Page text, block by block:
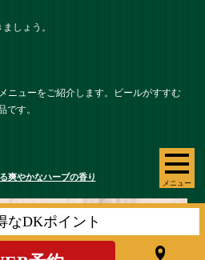
メニュー
しょう。
ニューをご紹介します。ビールがすすむ
です。
爽やかなハーブの香り
なDKポイント